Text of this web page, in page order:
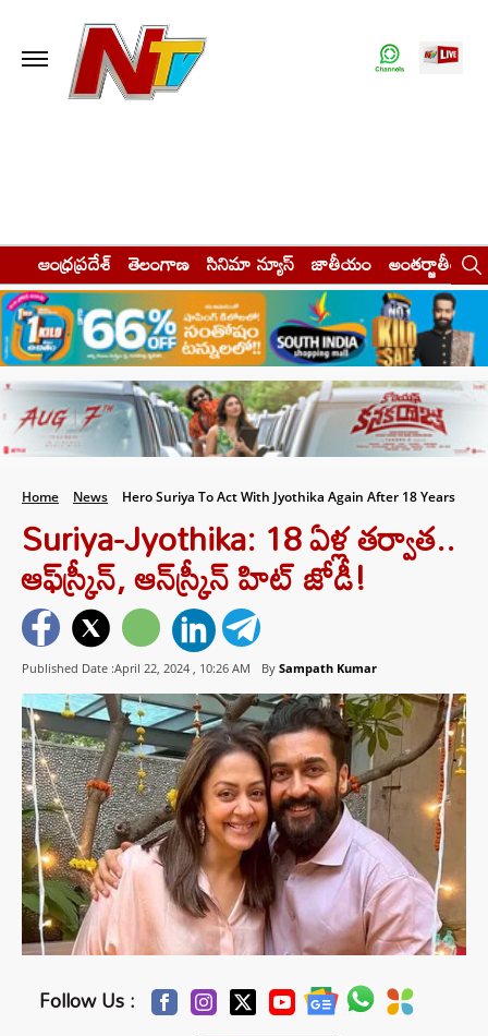
ఆంధ్రప్రదేశ్ తెలంగాణ సినిమా న్యూస్ జాతీయం అంతర్జాతీయం
Home News Hero Suriya To Act With Jyothika Again After 18 Years
Suriya-Jyothika: 18 ఏళ్ల తర్వాత..
ఆఫ్‌స్క్రీన్‌, ఆన్‌స్క్రీన్‌ హిట్‌ జోడీ!
Published Date :April 22, 2024 , 10:26 AM By Sampath Kumar
Follow Us :